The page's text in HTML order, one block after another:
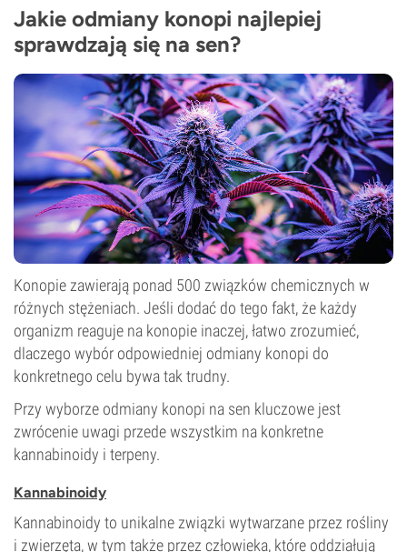
Jakie odmiany konopi najlepiej
sprawdzają się na sen?
Konopie zawierają ponad 500 związków chemicznych w
różnych stężeniach. Jeśli dodać do tego fakt, że każdy
organizm reaguje na konopie inaczej, łatwo zrozumieć,
dlaczego wybór odpowiedniej odmiany konopi do
konkretnego celu bywa tak trudny.
Przy wyborze odmiany konopi na sen kluczowe jest
zwrócenie uwagi przede wszystkim na konkretne
kannabinoidy i terpeny.
Kannabinoidy
Kannabinoidy to unikalne związki wytwarzane przez rośliny
i zwierzęta, w tym także przez człowieka, które oddziałują